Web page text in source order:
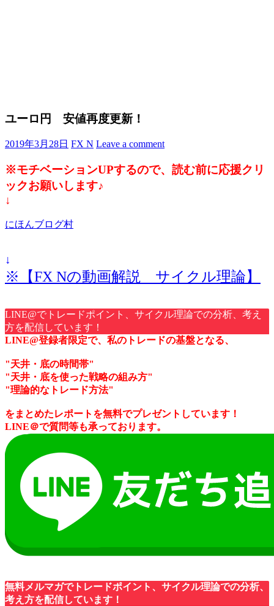
ユーロ円 安値再度更新！
2019年3月28日 FX N Leave a comment
※モチベーションUPするので、読む前に応援クリ
ックお願いします♪
↓
にほんブログ村
↓
※【FX Nの動画解説 サイクル理論】
LINE@でトレードポイント、サイクル理論での分析、考え
方を配信しています！
LINE@登録者限定で、私のトレードの基盤となる、
"天井・底の時間帯"
"天井・底を使った戦略の組み方"
"理論的なトレード方法"
をまとめたレポートを無料でプレゼントしています！
LINE＠で質問等も承っております。
無料メルマガでトレードポイント、サイクル理論での分析、
考え方を配信しています！